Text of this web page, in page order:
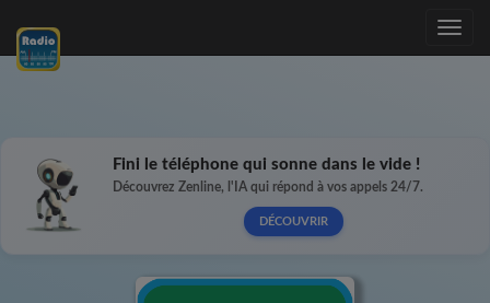
Toggle
Fini le téléphone qui sonne dans le vide !
Découvrez Zenline, l'IA qui répond à vos appels 24/7.
DÉCOUVRIR